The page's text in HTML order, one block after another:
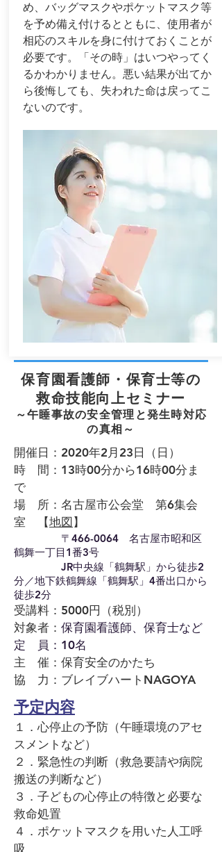
め、バッグマスクやポケットマスク等
を予め備え付けるとともに、使用者が
相応のスキルを身に付けておくことが
必要です。「その時」はいつやってく
るかわかりません。悪い結果が出てか
ら後悔しても、失われた命は戻ってこ
ないのです。
保育園看護師・保育士等の
救命技能向上セミナー
～午睡事故の安全管理と発生時対応
の真相～
開催日：2020年2月23日（日）
時 間：13時00分から16時00分ま
で
場 所：名古屋市公会堂 第6集会
室 【地図 】
〒466-0064 名古屋市昭和区
鶴舞一丁目1番3号
JR中央線「鶴舞駅」から徒歩2
分／地下鉄鶴舞線「鶴舞駅」4番出口から
徒歩2分
受講料：5000円（税別）
対象者： 保育園看護師、保育士など
定 員：10名
主 催：保育安全のかたち
協 力：ブレイブハートNAGOYA
予定内容
１．心停止の予防（午睡環境のアセ
スメントなど）
２．緊急性の判断（救急要請や病院
搬送の判断など）
３．子どもの心停止の特徴と必要な
救命処置
４．ポケットマスクを用いた人工呼
吸